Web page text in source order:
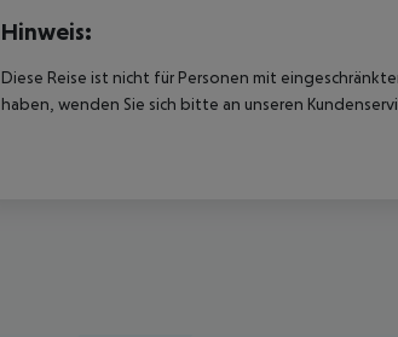
Hinweis:
Diese Reise ist nicht für Personen mit
haben, wenden Sie sich bitte an unseren